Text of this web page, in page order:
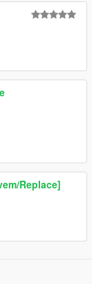
Replace]